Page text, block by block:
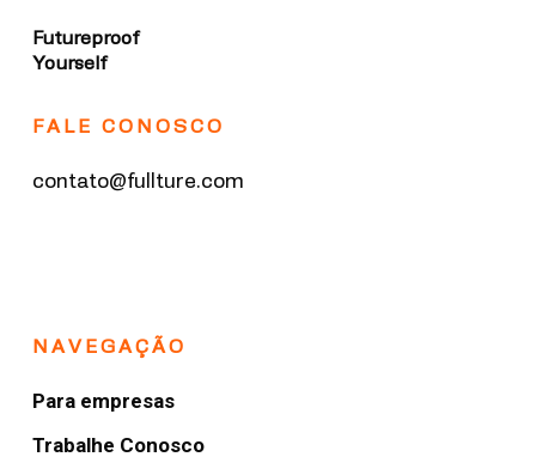
Futureproof
Yourself
FALE CONOSCO
contato@fullture.com
NAVEGAÇÃO
Para empresas
Trabalhe Conosco